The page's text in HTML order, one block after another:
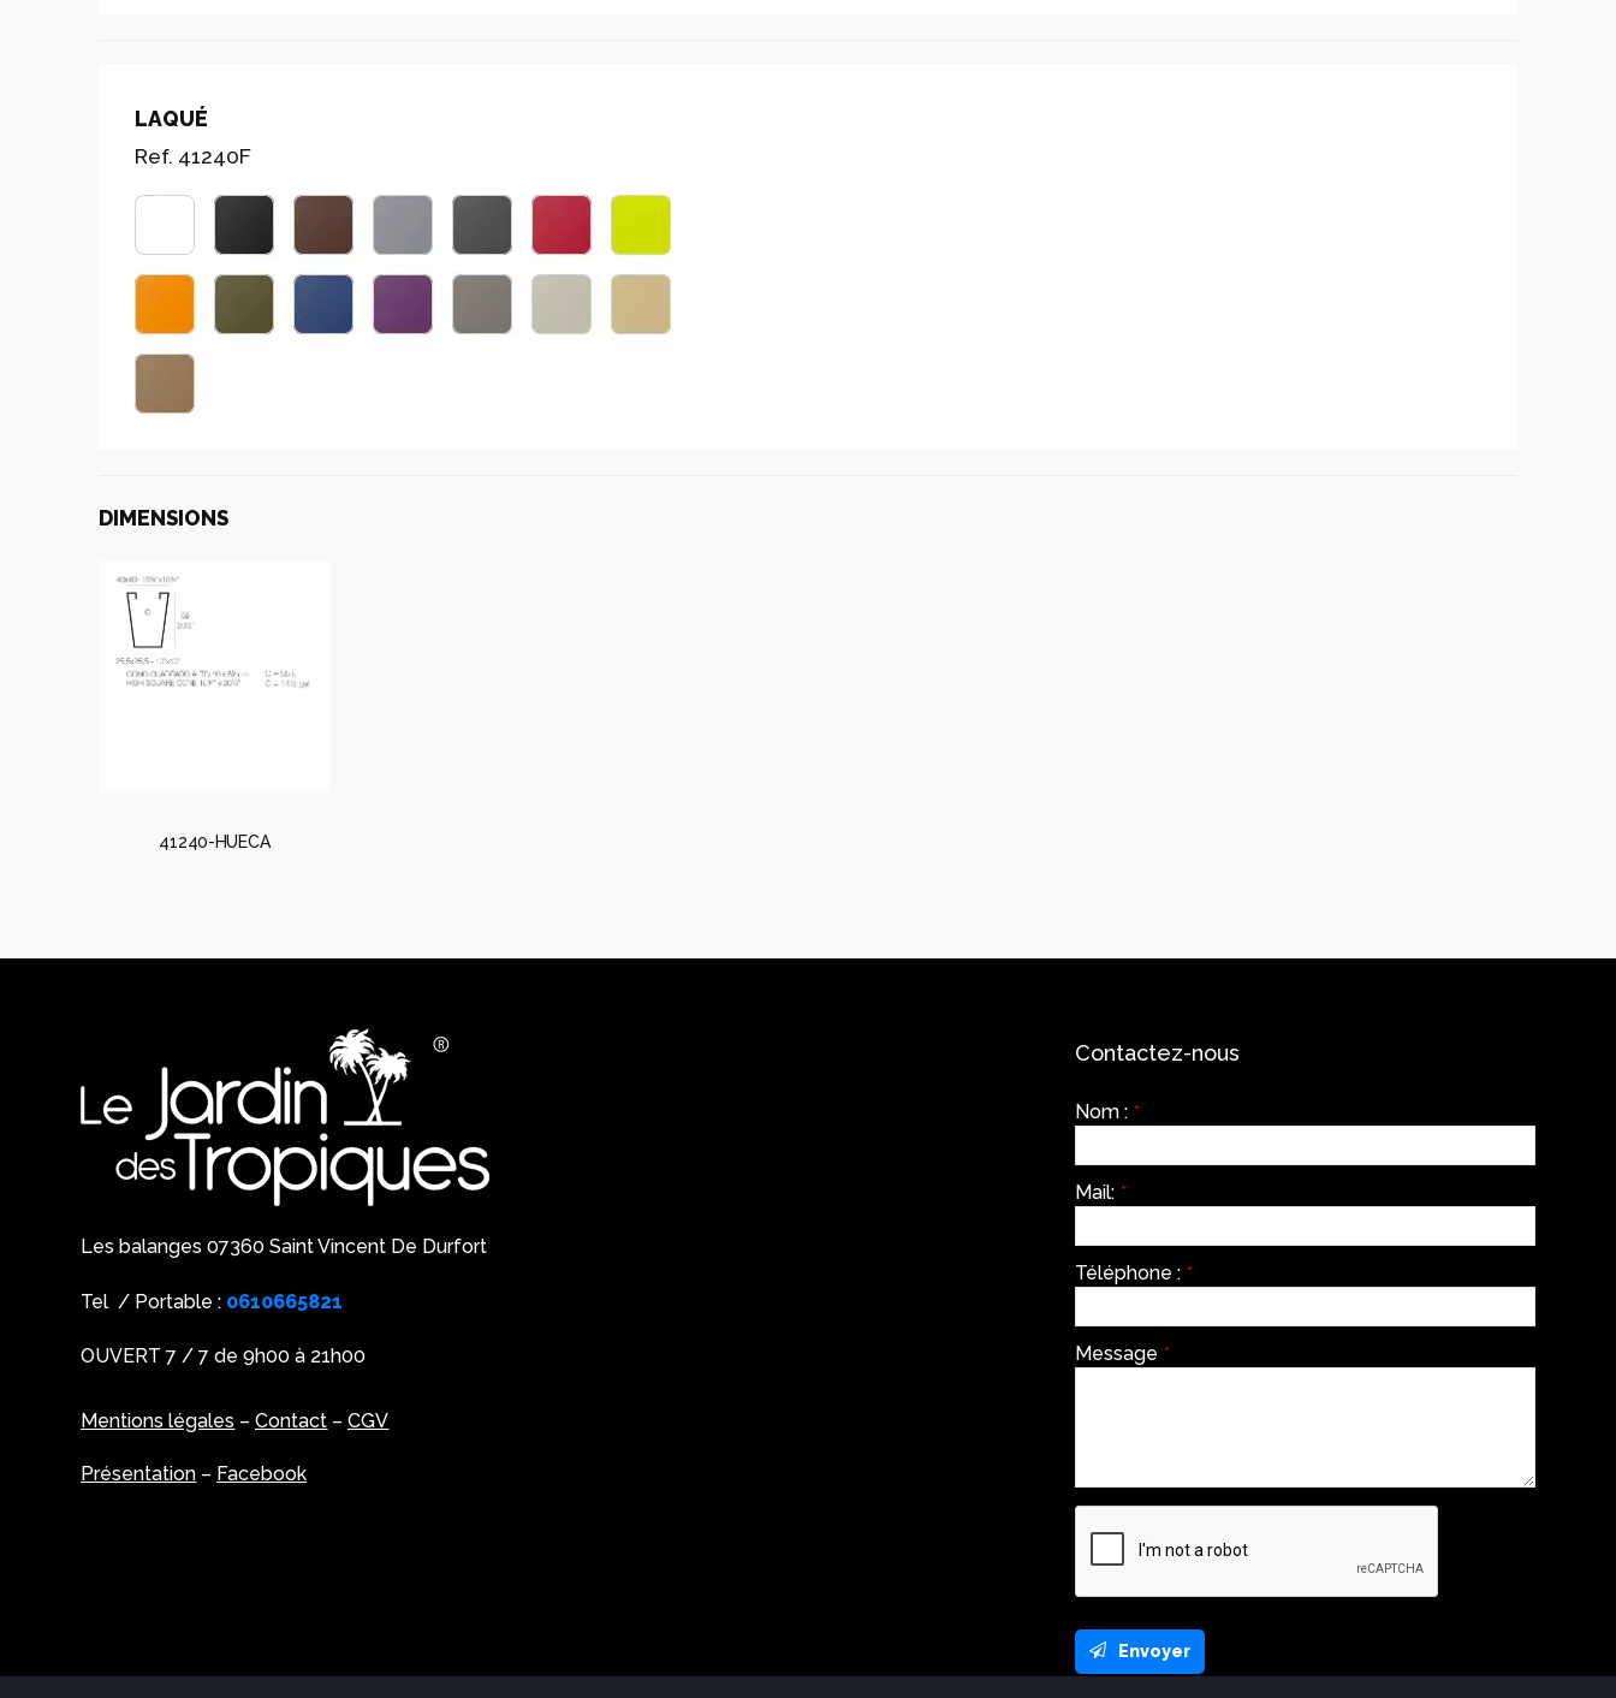
LAQUÉ
Ref. 41240F
DIMENSIONS
41240-HUECA
Les balanges 07360 Saint Vincent De Durfort
Tel / Portable : 0610665821
OUVERT 7 / 7 de 9h00 à 21h00
Mentions légales –Contact –CGV
Présentation – Facebook
Contactez-nous
Nom : *
Mail: *
Téléphone : *
Message *
Envoyer